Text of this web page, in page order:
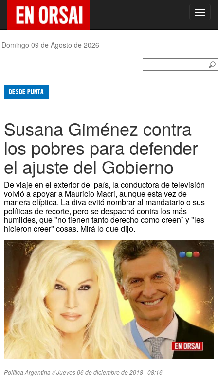
Domingo 09 de Agosto de 2026
DESDE PUNTA
Susana Giménez contra
los pobres para defender
el ajuste del Gobierno
De viaje en el exterior del país, la conductora de televisión
volvió a apoyar a Mauricio Macri, aunque esta vez de
manera elíptica. La diva evitó nombrar al mandatario o sus
políticas de recorte, pero se despachó contra los más
humildes, que "no tienen tanto derecho como creen” y "les
hicieron creer" cosas. Mirá lo que dijo.
Política Argentina // Jueves 06 de diciembre de 2018 | 08:16